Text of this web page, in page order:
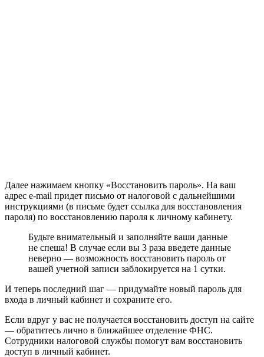
Далее нажимаем кнопку «Восстановить пароль». На ваш
адрес e-mail придет письмо от налоговой с дальнейшими
инструкциями (в письме будет ссылка для восстановления
пароля) по восстановлению пароля к личному кабинету.
Будьте внимательный и заполняйте ваши данные
не спеша! В случае если вы 3 раза введете данные
неверно — возможность восстановить пароль от
вашей учетной записи заблокируется на 1 сутки.
И теперь последний шаг — придумайте новый пароль для
входа в личный кабинет и сохраните его.
Если вдруг у вас не получается восстановить доступ на сайте
— обратитесь лично в ближайшее отделение ФНС.
Сотрудники налоговой службы помогут вам восстановить
доступ в личный кабинет.